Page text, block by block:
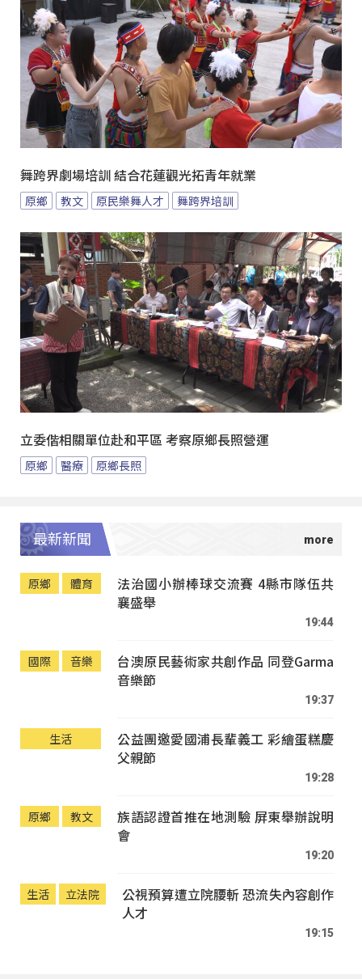
舞跨界劇場培訓 結合花蓮觀光拓青年就業
原鄉 教文 原民樂舞人才 舞跨界培訓
立委偕相關單位赴和平區 考察原鄉長照營運
原鄉 醫療 原鄉長照
最新新聞
原鄉 體育
法治國小辦棒球交流賽 4縣市隊伍共
襄盛舉
19:44
國際 音樂
台澳原民藝術家共創作品 同登Garma
音樂節
19:37
生活
公益團邀愛國浦長輩義工 彩繪蛋糕慶
父親節
19:28
原鄉 教文
族語認證首推在地測驗 屏東舉辦說明
會
19:20
生活 立法院
公視預算遭立院腰斬 恐流失內容創作
人才
19:15